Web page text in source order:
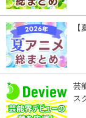
芸
ス